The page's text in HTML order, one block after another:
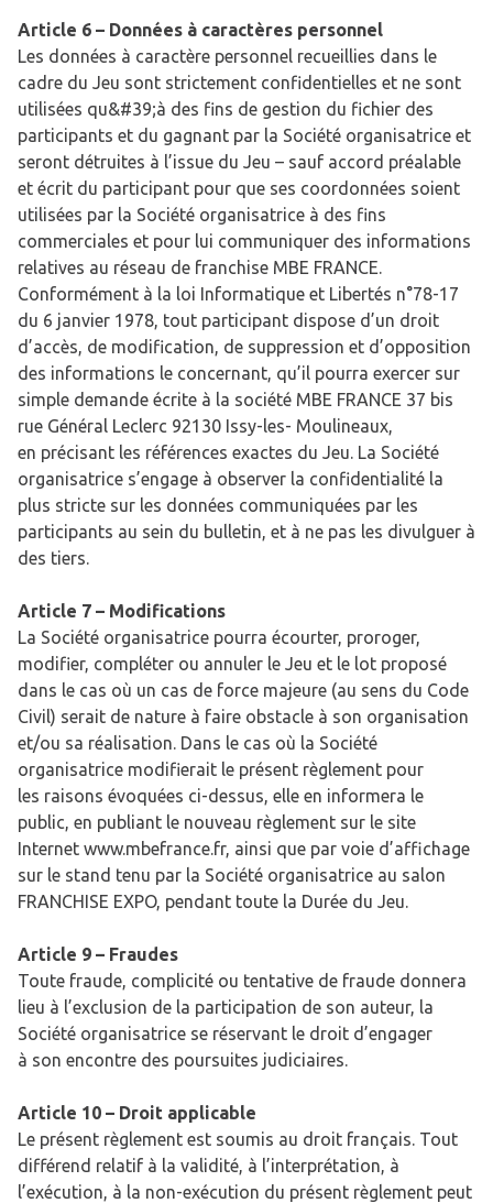
Article 6 – Données à caractères personnel
Les données à caractère personnel recueillies dans le
cadre du Jeu sont strictement confidentielles et ne sont
utilisées qu&#39;à des fins de gestion du fichier des
participants et du gagnant par la Société organisatrice et
seront détruites à l’issue du Jeu – sauf accord préalable
et écrit du participant pour que ses coordonnées soient
utilisées par la Société organisatrice à des fins
commerciales et pour lui communiquer des informations
relatives au réseau de franchise MBE FRANCE.
Conformément à la loi Informatique et Libertés n°78-17
du 6 janvier 1978, tout participant dispose d’un droit
d’accès, de modification, de suppression et d’opposition
des informations le concernant, qu’il pourra exercer sur
simple demande écrite à la société MBE FRANCE 37 bis
rue Général Leclerc 92130 Issy-les- Moulineaux,
en précisant les références exactes du Jeu. La Société
organisatrice s’engage à observer la confidentialité la
plus stricte sur les données communiquées par les
participants au sein du bulletin, et à ne pas les divulguer à
des tiers.
Article 7 – Modifications
La Société organisatrice pourra écourter, proroger,
modifier, compléter ou annuler le Jeu et le lot proposé
dans le cas où un cas de force majeure (au sens du Code
Civil) serait de nature à faire obstacle à son organisation
et/ou sa réalisation. Dans le cas où la Société
organisatrice modifierait le présent règlement pour
les raisons évoquées ci-dessus, elle en informera le
public, en publiant le nouveau règlement sur le site
Internet www.mbefrance.fr, ainsi que par voie d’affichage
sur le stand tenu par la Société organisatrice au salon
FRANCHISE EXPO, pendant toute la Durée du Jeu.
Article 9 – Fraudes
Toute fraude, complicité ou tentative de fraude donnera
lieu à l’exclusion de la participation de son auteur, la
Société organisatrice se réservant le droit d’engager
à son encontre des poursuites judiciaires.
Article 10 – Droit applicable
Le présent règlement est soumis au droit français. Tout
différend relatif à la validité, à l’interprétation, à
l’exécution, à la non-exécution du présent règlement peut